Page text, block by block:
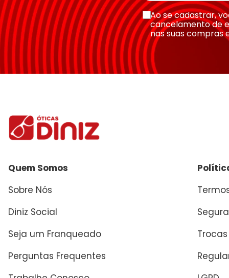
Escreva uma avaliação Ao se cadastrar,
cancelamento de
nas suas compras
Quem Somos
Sobre Nós
Diniz Social
Seja um Franqueado
Perguntas Frequentes